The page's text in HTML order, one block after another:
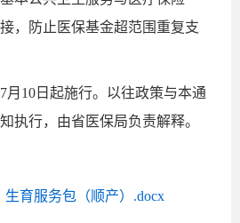
，防止医保基金超范围重复支
月10日起施行。以往政策与本通
执行，由省医保局负责解释。
生育服务包（顺产）.docx